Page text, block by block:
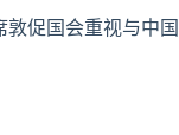
促国会重视与中